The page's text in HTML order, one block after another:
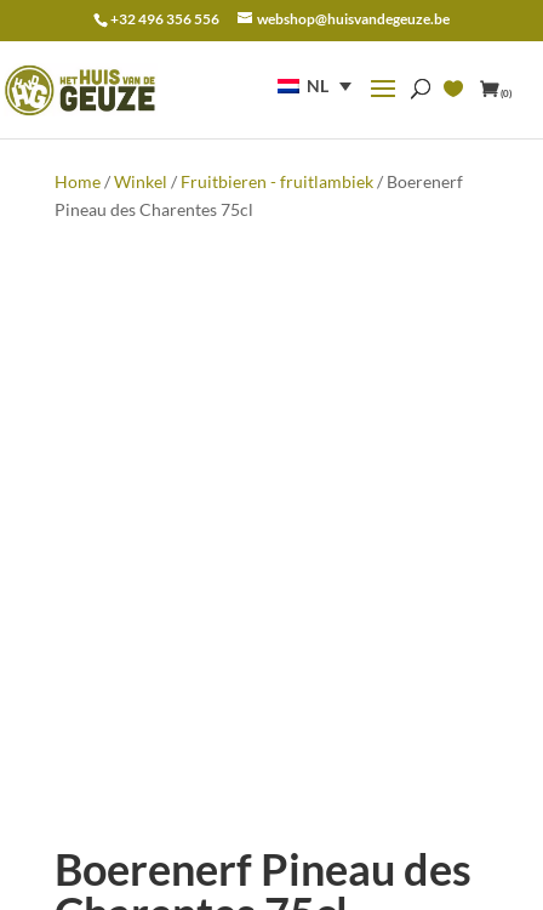
+32 496 356 556 webshop@huisvandegeuze.be
NL (0)
naar:
Home/Winkel / Fruitbieren - fruitlambiek/ Boerenerf
Pineau des Charentes 75cl
Boerenerf Pineau des